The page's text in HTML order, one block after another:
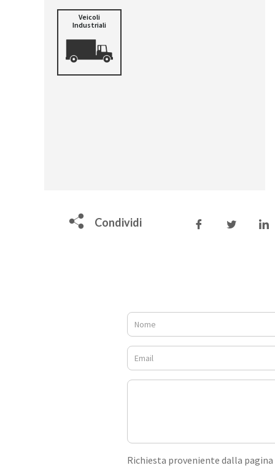
Veicoli
Industriali
Condividi
Richiesta proveniente dalla pagina